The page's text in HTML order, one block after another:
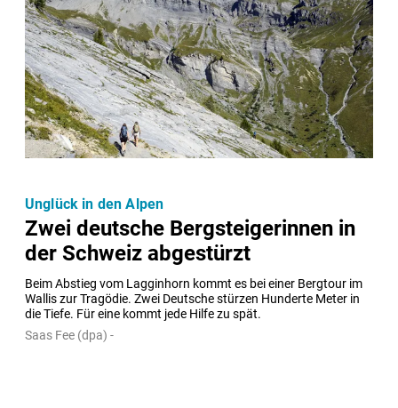
Zwei deutsche Bergsteigerinnen in
der Schweiz abgestürzt
Beim Abstieg vom Lagginhorn kommt es bei einer Bergtour im
Wallis zur Tragödie. Zwei Deutsche stürzen Hunderte Meter in
die Tiefe. Für eine kommt jede Hilfe zu spät.
Unglück in den Alpen
Saas Fee (dpa) -